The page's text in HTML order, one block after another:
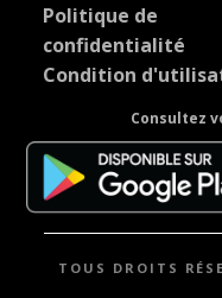
Politique de
confidentialité
Condition
Consultez
TOUS DROITS